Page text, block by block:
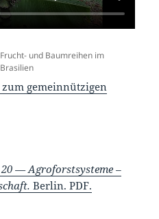
und Baumreihen im
gemeinnützigen
— Agroforstsysteme –
Berlin. PDF.